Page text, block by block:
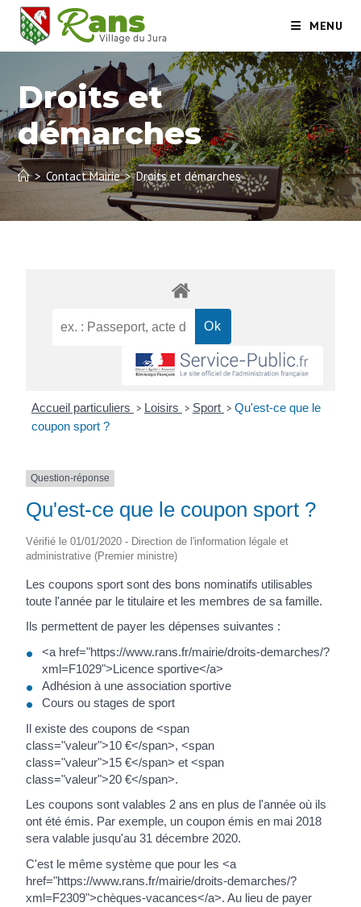
MENU
Droits et
démarches
> Contact Mairie > Droits et démarches
Accueil particuliers > Loisirs > Sport > Qu'est-ce que le
coupon sport ?
Question-réponse
Qu'est-ce que le coupon sport ?
Vérifié le 01/01/2020 - Direction de l'information légale et
administrative (Premier ministre)
Les coupons sport sont des bons nominatifs utilisables
toute l'année par le titulaire et les membres de sa famille.
Ils permettent de payer les dépenses suivantes :
<a href="https://www.rans.fr/mairie/droits-demarches/?
xml=F1029">Licence sportive</a>
Adhésion à une association sportive
Cours ou stages de sport
Il existe des coupons de <span
class="valeur">10 €</span>, <span
class="valeur">15 €</span> et <span
class="valeur">20 €</span>.
Les coupons sont valables 2 ans en plus de l'année où ils
ont été émis. Par exemple, un coupon émis en mai 2018
sera valable jusqu'au 31 décembre 2020.
C'est le même système que pour les <a
href="https://www.rans.fr/mairie/droits-demarches/?
xml=F2309">chèques-vacances</a>. Au lieu de payer